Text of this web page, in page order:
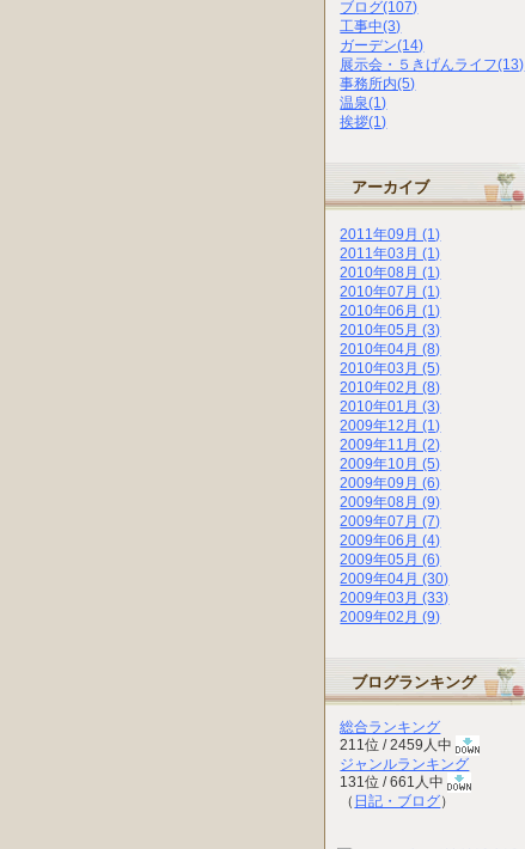
ブログ(107)
工事中(3)
ガーデン(14)
展示会・５きげんライフ(13)
事務所内(5)
温泉(1)
挨拶(1)
アーカイブ
2011年09月 (1)
2011年03月 (1)
2010年08月 (1)
2010年07月 (1)
2010年06月 (1)
2010年05月 (3)
2010年04月 (8)
2010年03月 (5)
2010年02月 (8)
2010年01月 (3)
2009年12月 (1)
2009年11月 (2)
2009年10月 (5)
2009年09月 (6)
2009年08月 (9)
2009年07月 (7)
2009年06月 (4)
2009年05月 (6)
2009年04月 (30)
2009年03月 (33)
2009年02月 (9)
ブログランキング
総合ランキング
211位 / 2459人中
ジャンルランキング
131位 / 661人中
（ 日記・ブログ）